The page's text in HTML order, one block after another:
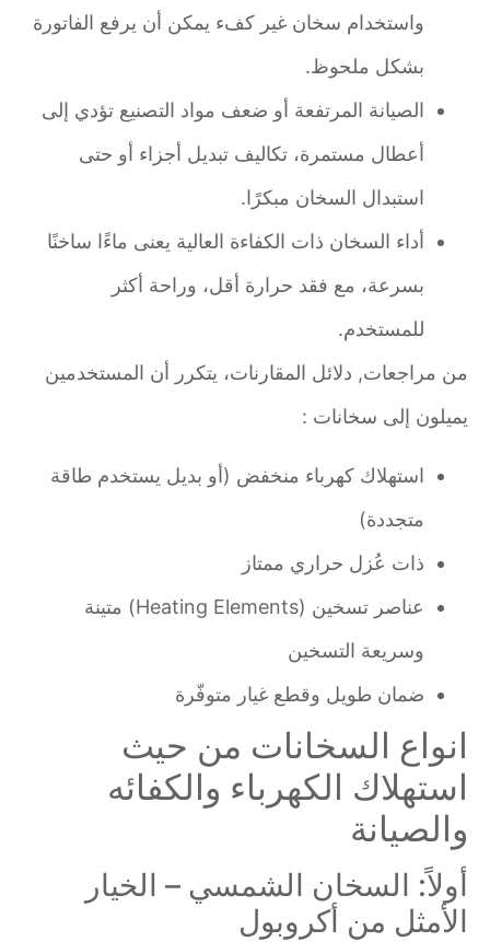
واستخدام سخان غير كفء يمكن أن يرفع الفاتورة
بشكل ملحوظ.
الصيانة المرتفعة أو ضعف مواد التصنيع تؤدي إلى
أعطال مستمرة، تكاليف تبديل أجزاء أو حتى
استبدال السخان مبكرًا.
أداء السخان ذات الكفاءة العالية يعنى ماءًا ساخنًا
بسرعة، مع فقد حرارة أقل، وراحة أكثر
للمستخدم.
من مراجعات, دلائل المقارنات، يتكرر أن المستخدمين
يميلون إلى سخانات :
استهلاك كهرباء منخفض (أو بديل يستخدم طاقة
متجددة)
ذات عُزل حراري ممتاز
عناصر تسخين (Heating Elements) متينة
وسريعة التسخين
ضمان طويل وقطع غيار متوفّرة
انواع السخانات من حيث
استهلاك الكهرباء والكفائه
والصيانة
أولاً: السخان الشمسي – الخيار
الأمثل من أكروبول